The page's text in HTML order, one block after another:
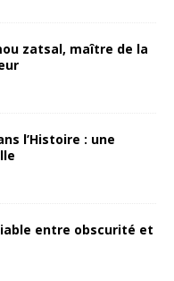
zatsal, maître de la
l’Histoire : une
entre obscurité et